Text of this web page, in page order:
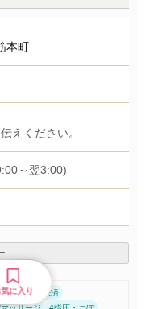
気に入り
本町
えください。
～翌3:00)
ッシュレス決済